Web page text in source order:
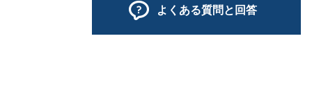
よくある質問と回答